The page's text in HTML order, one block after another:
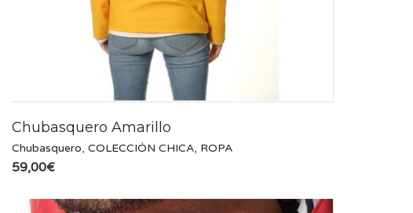
Chubasquero Amarillo
Chubasquero,COLECCIÓN CHICA, ROPA
59,00€